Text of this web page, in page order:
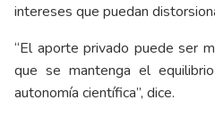
intereses que puedan
“El aporte privado puede ser
que se mantenga el
autonomía científica”, dice.